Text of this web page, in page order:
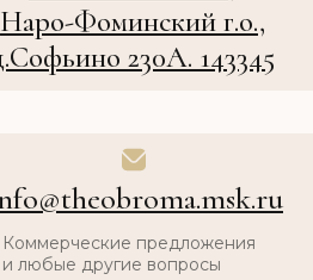
Наро-Фоминский г.о.,
230А. 143345
Коммерческие предложения
и любые другие вопросы